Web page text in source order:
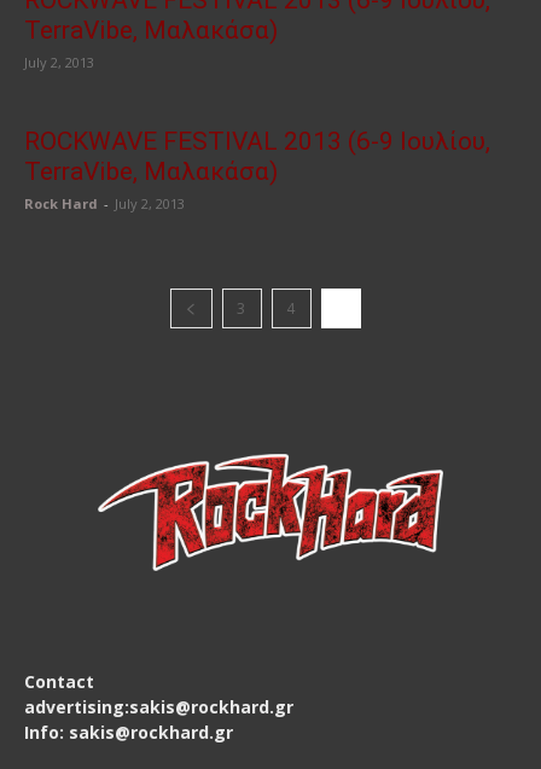
TerraVibe, Μαλακάσα)
July 2, 2013
ROCKWAVE FESTIVAL 2013 (6-9 Ιουλίου,
TerraVibe, Μαλακάσα)
Rock Hard - July 2, 2013
3 4
Contact
advertising:sakis@rockhard.gr
Info: sakis@rockhard.gr